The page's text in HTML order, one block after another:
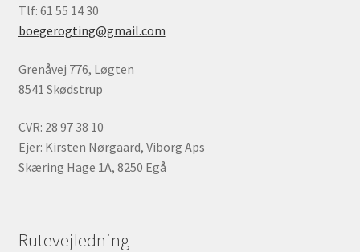
Tlf: 61 55 14 30
boegerogting@gmail.com
Grenåvej 776, Løgten
8541 Skødstrup
CVR: 28 97 38 10
Ejer: Kirsten Nørgaard, Viborg Aps
Skæring Hage 1A, 8250 Egå
Rutevejledning